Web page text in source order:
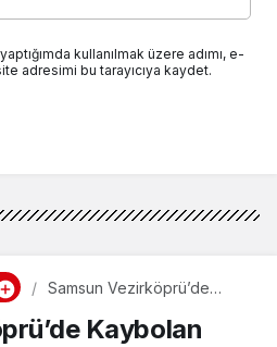
kullanılmak üzere adımı, e-
adresimi bu tarayıcıya kaydet.
Samsun Vezirköprü’de
Kaybolan